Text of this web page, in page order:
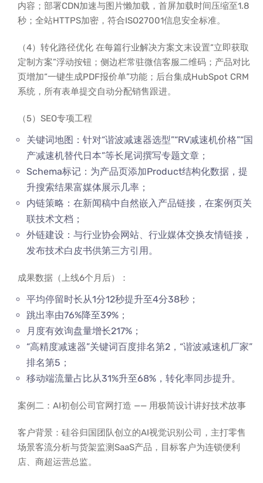
内容；部署CDN加速与图片懒加载，首屏加载时间压缩至1.8
秒；全站HTTPS加密，符合ISO27001信息安全标准。
（4）转化路径优化 在每篇行业解决方案文末设置“立即获取
定制方案”浮动按钮；侧边栏常驻微信客服二维码；产品对比
页增加“一键生成PDF报价单”功能；后台集成HubSpot CRM
系统，所有表单提交自动分配销售跟进。
（5）SEO专项工程
关键词地图：针对“谐波减速器选型”“RV减速机价格”“国
产减速机替代日本”等长尾词撰写专题文章；
Schema标记：为产品页添加Product结构化数据，提
升搜索结果富媒体展示几率；
内链策略：在新闻稿中自然嵌入产品链接，在案例页关
联技术文档；
外链建设：与行业协会网站、行业媒体交换友情链接，
发布技术白皮书供第三方引用。
成果数据（上线6个月后）：
平均停留时长从1分12秒提升至4分38秒；
跳出率由76%降至39%；
月度有效询盘量增长217%；
“高精度减速器”关键词百度排名第2，“谐波减速机厂家”
排名第5；
移动端流量占比从31%升至68%，转化率同步提升。
案例二：AI初创公司官网打造 —— 用极简设计讲好技术故事
客户背景：硅谷归国团队创立的AI视觉识别公司，主打零售
场景客流分析与货架监测SaaS产品，目标客户为连锁便利
店、商超运营总监。